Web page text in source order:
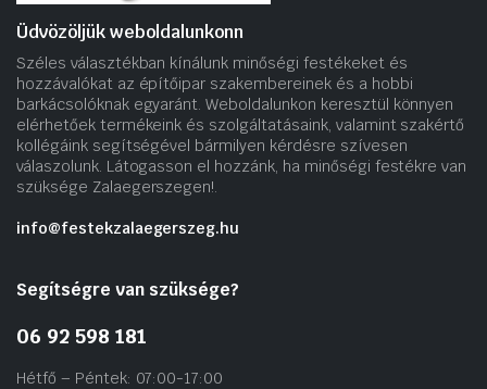
Üdvözöljük weboldalunkonn
Széles választékban kínálunk minőségi festékeket és
hozzávalókat az építőipar szakembereinek és a hobbi
barkácsolóknak egyaránt. Weboldalunkon keresztül könnyen
elérhetőek termékeink és szolgáltatásaink, valamint szakértő
kollégáink segítségével bármilyen kérdésre szívesen
válaszolunk. Látogasson el hozzánk, ha minőségi festékre van
szüksége Zalaegerszegen!.
info@festekzalaegerszeg.hu
Segítségre van szüksége?
06 92 598 181
Hétfő – Péntek: 07:00-17:00